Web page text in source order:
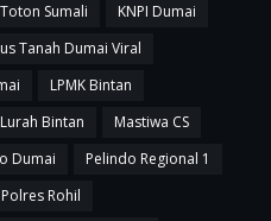
Sumali
KNPI Dumai
Tanah Dumai Viral
LPMK Bintan
Lurah Bintan
Mastiwa CS
Dumai
Pelindo Regional 1
Polres Rohil